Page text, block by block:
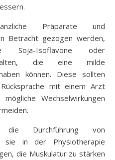
Präparate und
Betracht gezogen werden,
Isoflavone oder
die eine milde
können. Diese sollten
mit einem Arzt
Wechselwirkungen
Durchführung von
sie in der Physiotherapie
die Muskulatur zu stärken